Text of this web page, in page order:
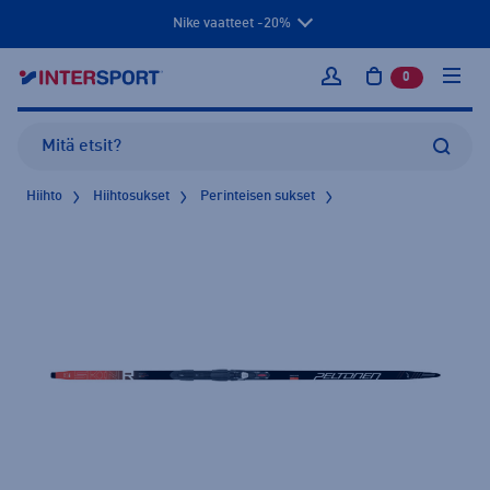
Nike vaatteet -20%
Kirjaudu sisään
0 tuotetta
Hiihto Hiihtosukset Perinteisen sukset